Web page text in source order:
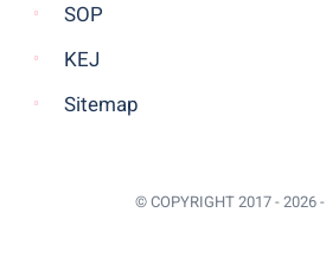
SOP
KEJ
Sitemap
© COPYRIGHT 2017 - 2026 -